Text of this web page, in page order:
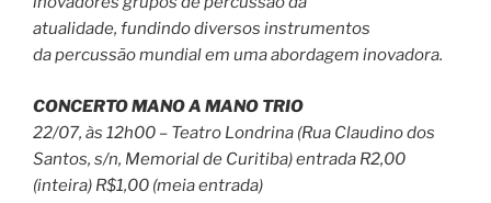
atualidade, fundindo diversos instrumentos
da percussão mundial em uma abordagem inovadora.
CONCERTO MANO A MANO TRIO
22/07, às 12h00 – Teatro Londrina (Rua Claudino dos
Santos, s/n, Memorial de Curitiba) entrada R2,00
(inteira) R$1,00 (meia entrada)